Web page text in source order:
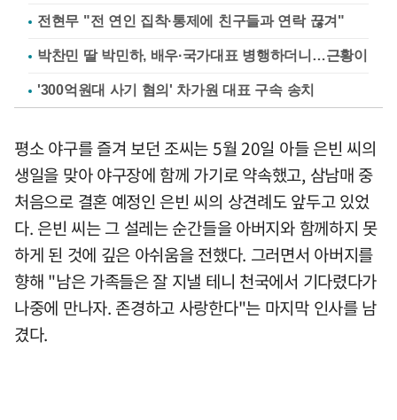
전현무 "전 연인 집착·통제에 친구들과 연락 끊겨"
박찬민 딸 박민하, 배우·국가대표 병행하더니…근황이
'300억원대 사기 혐의' 차가원 대표 구속 송치
평소 야구를 즐겨 보던 조씨는 5월 20일 아들 은빈 씨의
생일을 맞아 야구장에 함께 가기로 약속했고, 삼남매 중
처음으로 결혼 예정인 은빈 씨의 상견례도 앞두고 있었
다. 은빈 씨는 그 설레는 순간들을 아버지와 함께하지 못
하게 된 것에 깊은 아쉬움을 전했다. 그러면서 아버지를
향해 "남은 가족들은 잘 지낼 테니 천국에서 기다렸다가
나중에 만나자. 존경하고 사랑한다"는 마지막 인사를 남
겼다.